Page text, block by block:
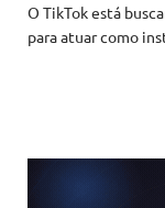
O TikTok está
para atuar como